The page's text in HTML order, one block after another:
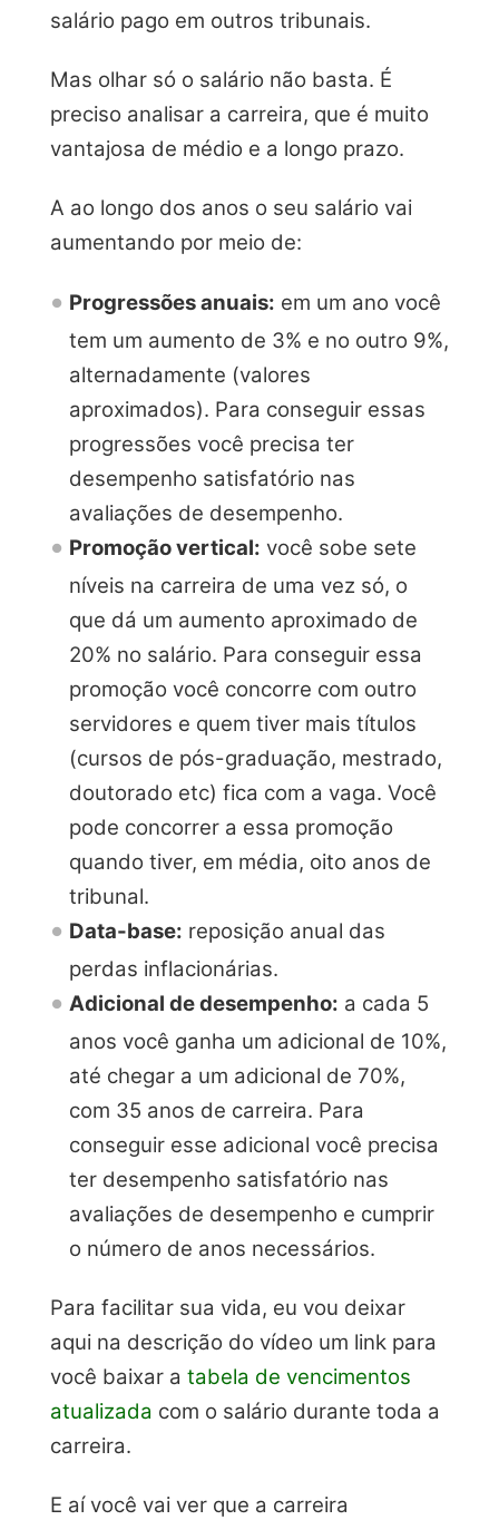
salário pago em outros tribunais.
Mas olhar só o salário não basta. É
preciso analisar a carreira, que é muito
vantajosa de médio e a longo prazo.
A ao longo dos anos o seu salário vai
aumentando por meio de:
Progressões anuais: em um ano você
tem um aumento de 3% e no outro 9%,
alternadamente (valores
aproximados). Para conseguir essas
progressões você precisa ter
desempenho satisfatório nas
avaliações de desempenho.
Promoção vertical: você sobe sete
níveis na carreira de uma vez só, o
que dá um aumento aproximado de
20% no salário. Para conseguir essa
promoção você concorre com outro
servidores e quem tiver mais títulos
(cursos de pós-graduação, mestrado,
doutorado etc) fica com a vaga. Você
pode concorrer a essa promoção
quando tiver, em média, oito anos de
tribunal.
Data-base: reposição anual das
perdas inflacionárias.
Adicional de desempenho: a cada 5
anos você ganha um adicional de 10%,
até chegar a um adicional de 70%,
com 35 anos de carreira. Para
conseguir esse adicional você precisa
ter desempenho satisfatório nas
avaliações de desempenho e cumprir
o número de anos necessários.
Para facilitar sua vida, eu vou deixar
aqui na descrição do vídeo um link para
você baixar a tabela de vencimentos
atualizada com o salário durante toda a
carreira.
E aí você vai ver que a carreira